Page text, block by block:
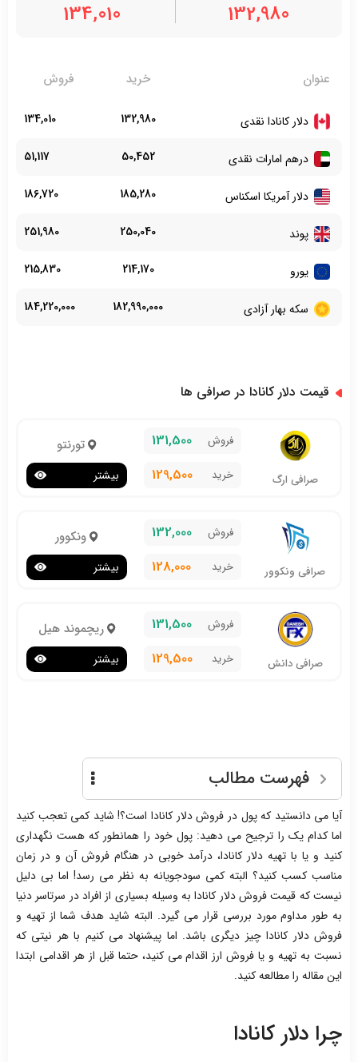
132,980
134,010
عنوان خرید فروش
دلار کانادا نقدی 132,980
134,010
درهم امارات نقدی 50,452
51,117
دلار آمریکا اسکناس 185,280
186,720
پوند 250,040
251,980
یورو 214,170
215,830
سکه بهار آزادی 182,990,000
184,220,000
قیمت دلار کانادا در صرافی ها
صرافی ارگ
فروش 131,500
خرید 129,500
تورنتو
بیشتر
صرافی ونکوور
فروش 132,000
خرید 128,000
ونکوور
بیشتر
صرافی دانش
فروش 131,500
خرید 129,500
ریچموند هیل
بیشتر
فهرست مطالب
آیا می دانستید که پول در فروش دلار کانادا است؟! شاید کمی تعجب کنید
اما کدام یک را ترجیح می دهید: پول خود را همانطور که هست نگهداری
کنید و یا با تهیه دلار کانادا، درآمد خوبی در هنگام فروش آن و در زمان
مناسب کسب کنید؟ البته کمی سودجویانه به نظر می رسد! اما بی دلیل
نیست که قیمت فروش دلار کانادا به وسیله بسیاری از افراد در سرتاسر دنیا
به طور مداوم مورد بررسی قرار می گیرد. البته شاید هدف شما از تهیه و
فروش دلار کانادا چیز دیگری باشد. اما پیشنهاد می کنیم با هر نیتی که
نسبت به تهیه و یا فروش ارز اقدام می کنید، حتما قبل از هر اقدامی ابتدا
این مقاله را مطالعه کنید.
چرا دلار کانادا